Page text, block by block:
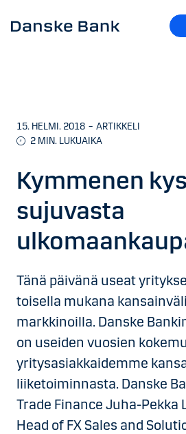
15. HELMI. 2018 – ARTIKKELI
2 MIN. LUKUAIKA
Kymmenen
sujuvasta
Tänä päivänä useat
toisella mukana
markkinoilla. Danske
on useiden vuosien
yritysasiakkaidemme
liiketoiminnasta. Danske
Trade Finance Juha-Pekka
Head of FX Sales and